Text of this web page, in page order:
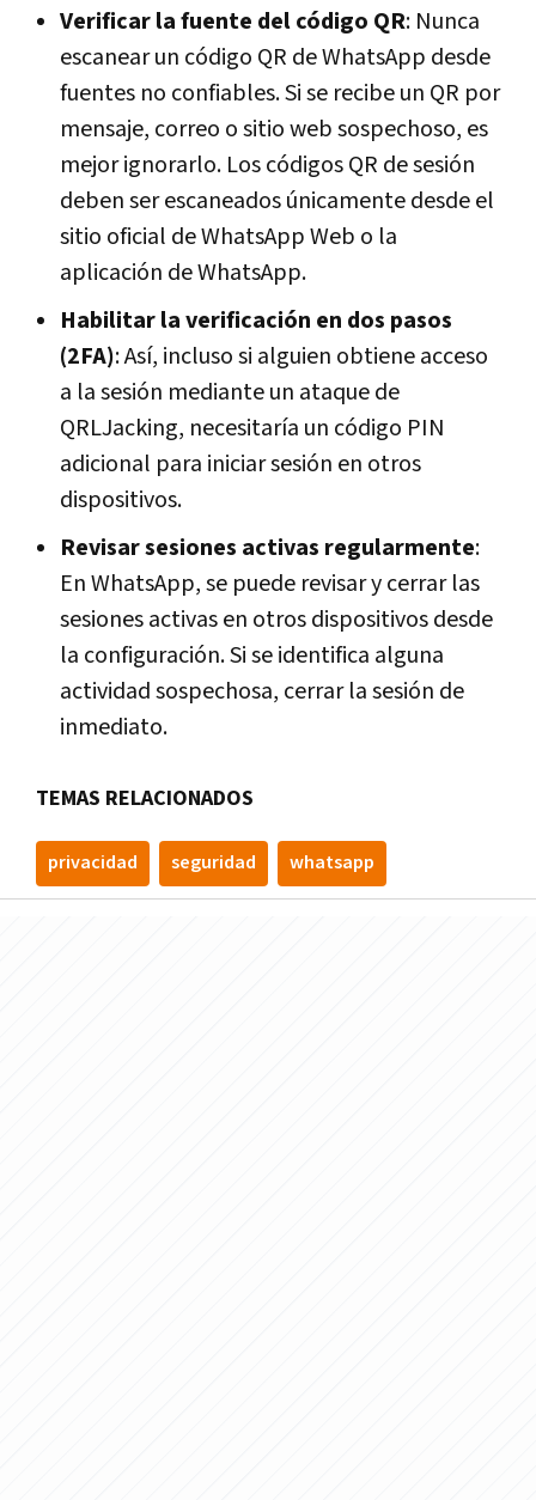
Verificar la fuente del código QR: Nunca
escanear un código QR de WhatsApp desde
fuentes no confiables. Si se recibe un QR por
mensaje, correo o sitio web sospechoso, es
mejor ignorarlo. Los códigos QR de sesión
deben ser escaneados únicamente desde el
sitio oficial de WhatsApp Web o la
aplicación de WhatsApp.
Habilitar la verificación en dos pasos
(2FA): Así, incluso si alguien obtiene acceso
a la sesión mediante un ataque de
QRLJacking, necesitaría un código PIN
adicional para iniciar sesión en otros
dispositivos.
Revisar sesiones activas regularmente:
En WhatsApp, se puede revisar y cerrar las
sesiones activas en otros dispositivos desde
la configuración. Si se identifica alguna
actividad sospechosa, cerrar la sesión de
inmediato.
TEMAS RELACIONADOS
privacidad seguridad whatsapp